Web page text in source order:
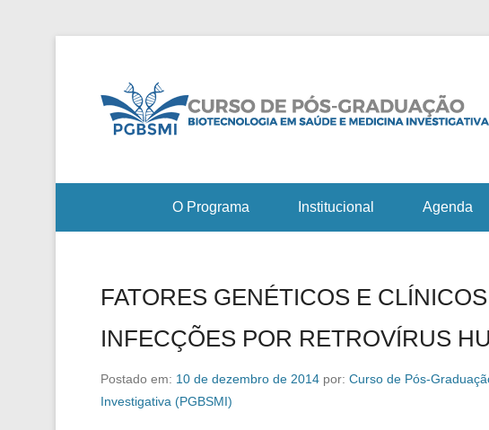
O Programa Institucional Agenda
FATORES GENÉTICOS E
INFECÇÕES POR RETROVÍRUS
Postado em: 10 de dezembro de 2014 por: Curso de Pós-
Investigativa (PGBSMI)